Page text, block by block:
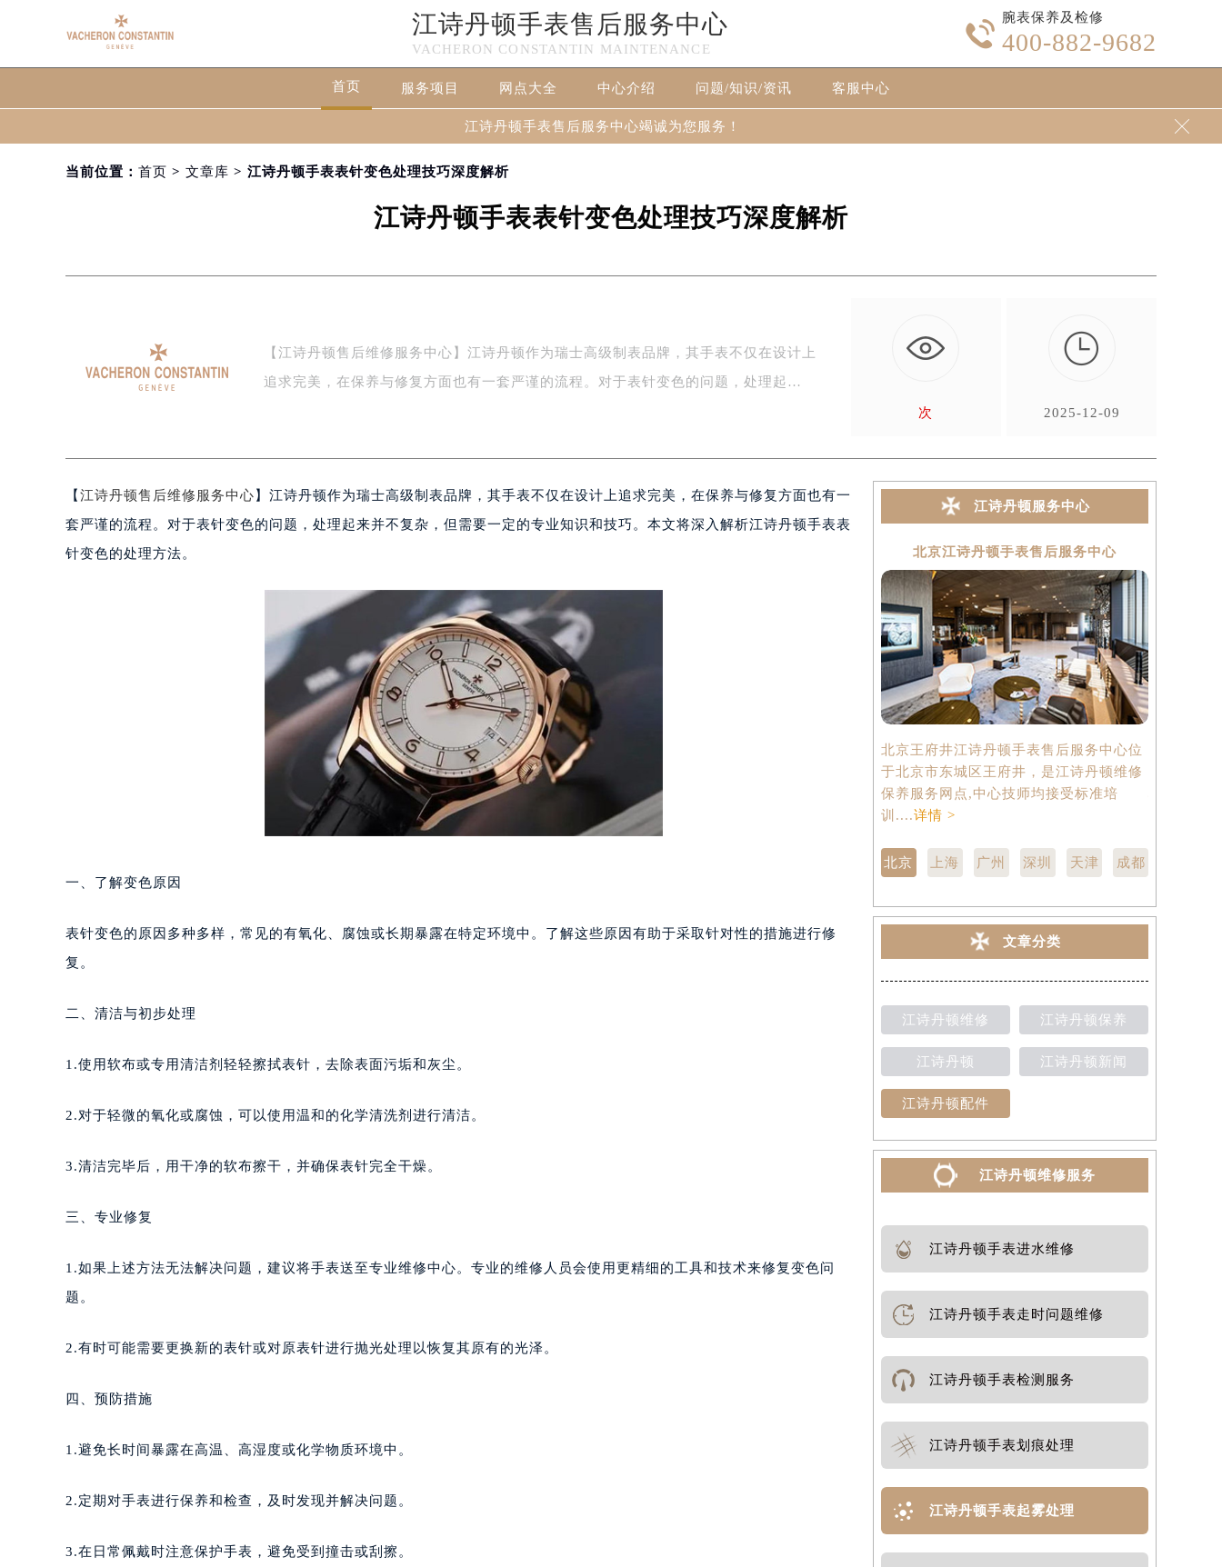
江诗丹顿手表售后服务中心
VACHERON CONSTANTIN MAINTENANCE

腕表保养及检修
400-882-9682
首页 服务项目 网点大全 中心介绍 问题/知识/资讯 客服中心
江诗丹顿手表售后服务中心竭诚为您服务！ 
当前位置： 首页 > 文章库 > 江诗丹顿手表表针变色处理技巧深度解析
江诗丹顿手表表针变色处理技巧深度解析
【江诗丹顿售后维修服务中心】江诗丹顿作为瑞士高级制表品牌，其手表不仅在设计上
追求完美，在保养与修复方面也有一套严谨的流程。对于表针变色的问题，处理起…
次

2025-12-09
【 江诗丹顿售后维修服务中心 】江诗丹顿作为瑞士高级制表品牌，其手表不仅在设计上追求完美，在保养与修复方面也有一
套严谨的流程。对于表针变色的问题，处理起来并不复杂，但需要一定的专业知识和技巧。本文将深入解析江诗丹顿手表表
针变色的处理方法。
一、了解变色原因
表针变色的原因多种多样，常见的有氧化、腐蚀或长期暴露在特定环境中。了解这些原因有助于采取针对性的措施进行修
复。
二、清洁与初步处理
1.使用软布或专用清洁剂轻轻擦拭表针，去除表面污垢和灰尘。
2.对于轻微的氧化或腐蚀，可以使用温和的化学清洗剂进行清洁。
3.清洁完毕后，用干净的软布擦干，并确保表针完全干燥。
三、专业修复
1.如果上述方法无法解决问题，建议将手表送至专业维修中心。专业的维修人员会使用更精细的工具和技术来修复变色问
题。
2.有时可能需要更换新的表针或对原表针进行抛光处理以恢复其原有的光泽。
四、预防措施
1.避免长时间暴露在高温、高湿度或化学物质环境中。
2.定期对手表进行保养和检查，及时发现并解决问题。
3.在日常佩戴时注意保护手表，避免受到撞击或刮擦。
江诗丹顿服务中心
北京江诗丹顿手表售后服务中心
北京王府井江诗丹顿手表售后服务中心位
于北京市东城区王府井，是江诗丹顿维修
保养服务网点,中心技师均接受标准培
训....详情 >
北京 上海 广州 深圳 天津 成都
文章分类
江诗丹顿维修 江诗丹顿保养
江诗丹顿 江诗丹顿新闻
江诗丹顿配件
江诗丹顿维修服务
江诗丹顿手表进水维修
江诗丹顿手表走时问题维修
江诗丹顿手表检测服务
江诗丹顿手表划痕处理
江诗丹顿手表起雾处理